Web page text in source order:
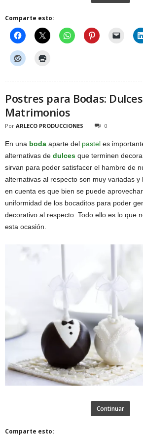
Comparte esto:
Postres para Bodas:
Matrimonios
Por ARLECO PRODUCCIONES 0
En una boda aparte del pastel es
alternativas de dulces que terminen
sirvan para poder satisfacer el hambre de
alternativas al respecto son muy variadas
en cuenta es que bien se puede
uniformidad de los bocaditos para poder
decorativo al respecto. Todo ello es lo que
esta ocasión.
Continuar
Comparte esto: